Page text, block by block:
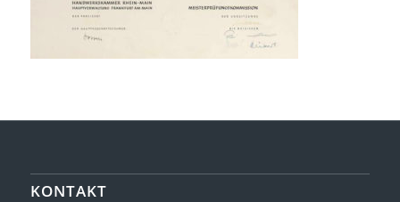
KONTAKT